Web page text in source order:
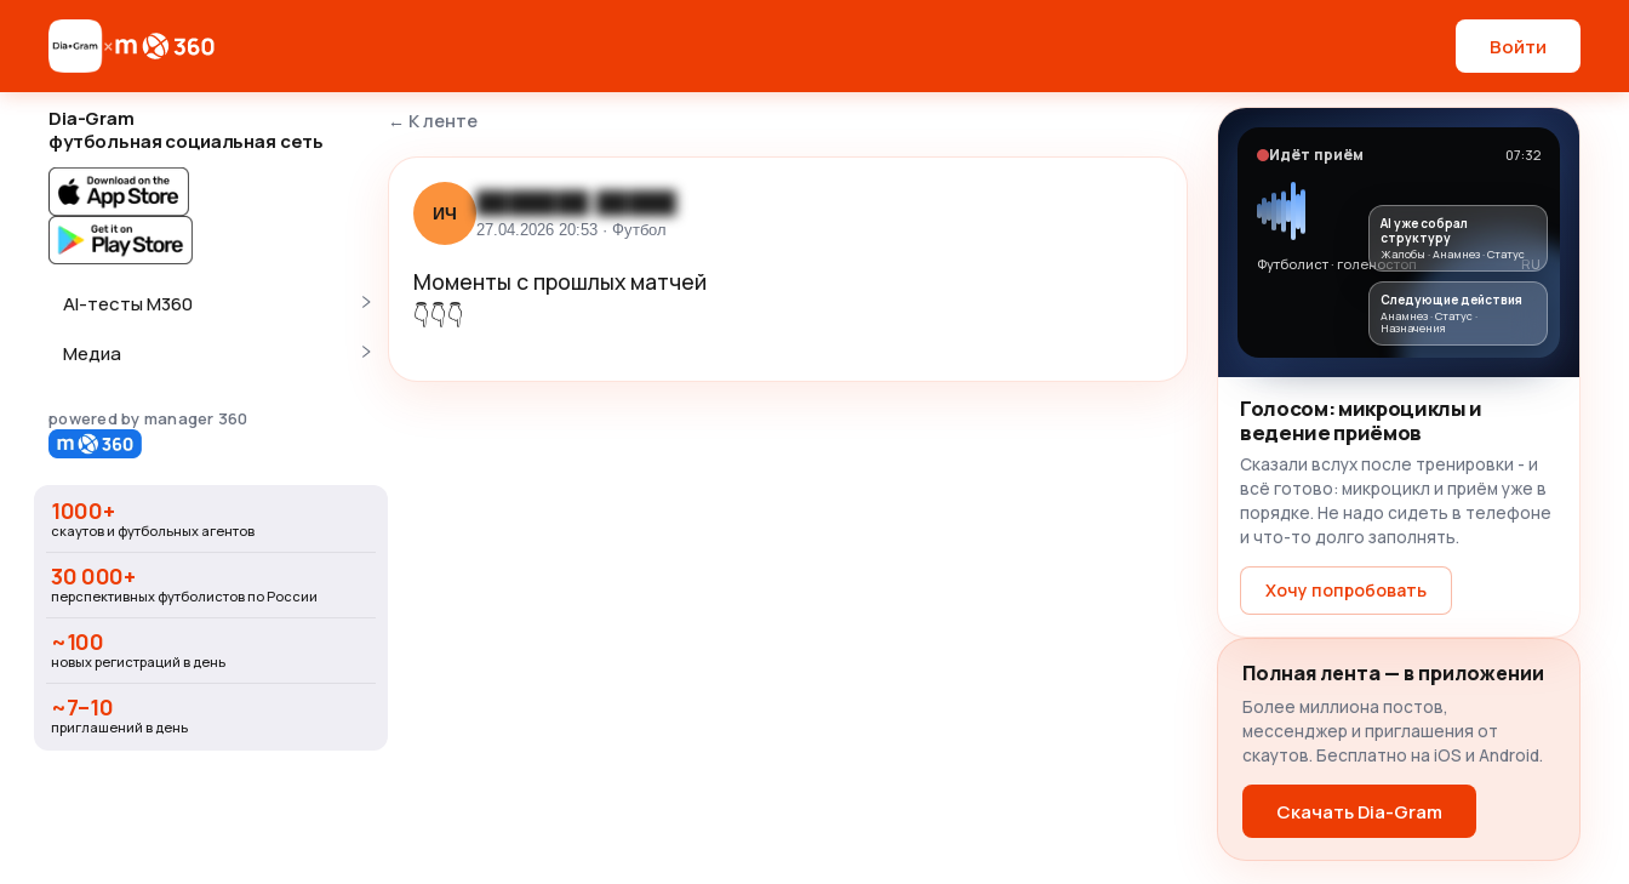
× Войти
Dia-Gram
футбольная социальная сеть
AI-тесты M360
Медиа
powered by manager 360
1000+
скаутов и футбольных агентов
30 000+
перспективных футболистов по России
~100
новых регистраций в день
~7–10
приглашений в день
← К ленте
ИЧ ███████ █████
27.04.2026 20:53 · Футбол
Моменты с прошлых матчей
👇👇👇
Идёт приём 07:32
Футболист · голеностоп RU
AI уже собрал
структуру
Жалобы · Анамнез · Статус
Следующие действия
Анамнез · Статус ·
Назначения
Голосом: микроциклы и
ведение приёмов
Сказали вслух после тренировки - и
всё готово: микроцикл и приём уже в
порядке. Не надо сидеть в телефоне
и что-то долго заполнять.
Хочу попробовать
Полная лента — в приложении
Более миллиона постов,
мессенджер и приглашения от
скаутов. Бесплатно на iOS и Android.
Скачать Dia-Gram